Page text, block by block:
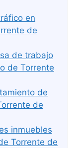
en
de
de trabajo
de Torrente
de
de
inmuebles
Torrente de